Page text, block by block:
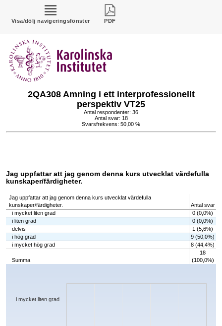
Visa/dölj navigeringsfönster PDF
2QA308 Amning i ett interprofessionellt
perspektiv VT25
Antal respondenter: 36
Antal svar: 18
Svarsfrekvens: 50,00 %
Jag uppfattar att jag genom denna kurs utvecklat värdefulla
kunskaper/färdigheter.
Jag uppfattar att jag genom denna kurs utvecklat värdefulla
kunskaper/färdigheter.
Antal svar
i mycket liten grad
0 (0,0%)
i liten grad
0 (0,0%)
delvis
1 (5,6%)
i hög grad
9 (50,0%)
i mycket hög grad
8 (44,4%)
Summa
18
(100,0%)
Chart
The chart has 1 X axis displaying categories.
i mycket liten grad